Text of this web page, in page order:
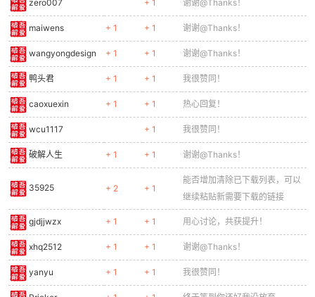
zero007 + 1 谢谢@Thanks！
maiwens + 1 + 1 谢谢@Thanks！
wangyongdesign + 1 + 1 谢谢@Thanks！
鸭头君 + 1 + 1 我很赞同！
caoxuexin + 1 + 1 热心回复！
wcu1117 + 1 我很赞同！
破解人生 + 1 + 1 谢谢@Thanks！
35925 + 2 + 1
能否增加清除已下载列表，可以
继续粘贴新需要下载的链接
gjdjjwzx + 1 + 1 用心讨论，共获提升！
xhq2512 + 1 + 1 谢谢@Thanks！
yanyu + 1 + 1 我很赞同！